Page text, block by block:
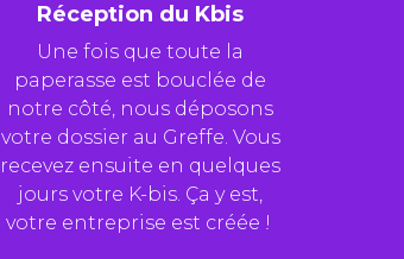
Réception du Kbis
Une fois que toute la
paperasse est bouclée de
notre côté, nous déposons
votre dossier au Greffe. Vous
recevez ensuite en quelques
jours votre K-bis. Ça y est,
votre entreprise est créée !